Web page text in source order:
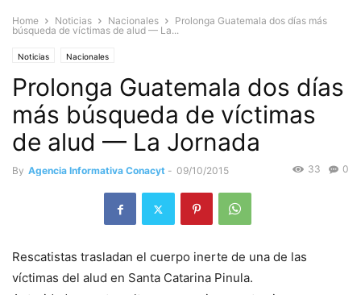
Home Noticias Nacionales
Prolonga Guatemala dos días más
búsqueda de víctimas de alud — La...
Noticias Nacionales
Prolonga Guatemala dos días
más búsqueda de víctimas
de alud — La Jornada
By Agencia Informativa Conacyt - 09/10/2015 0
33
Rescatistas trasladan el cuerpo inerte de una de las
víctimas del alud en Santa Catarina Pinula.